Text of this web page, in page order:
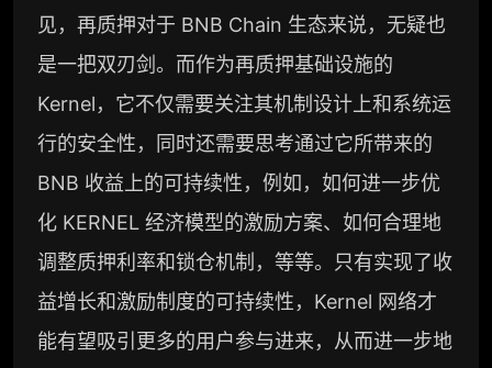
后，由业内享有盛誉的研究团队为你开展专项
重点研究方向前瞻栏目（获取重点赛道、项目
及研究方向预告，提前了解核心观察变量与后
续研究计划）
提前获取研报权（不限次，官方发布研报预告
分析师 1 对 1 沟通（1 小时，话题需审核）
分析师专属答疑服务（10 次提问，话题需审
核）
见，再质押对于 BNB Chain 生态来说，无疑也
是一把双刃剑。而作为再质押基础设施的
Kernel，它不仅需要关注其机制设计上和系统运
行的安全性，同时还需要思考通过它所带来的
BNB 收益上的可持续性，例如，如何进一步优
化 KERNEL 经济模型的激励方案、如何合理地
调整质押利率和锁仓机制，等等。只有实现了收
益增长和激励制度的可持续性，Kernel 网络才
能有望吸引更多的用户参与进来，从而进一步地